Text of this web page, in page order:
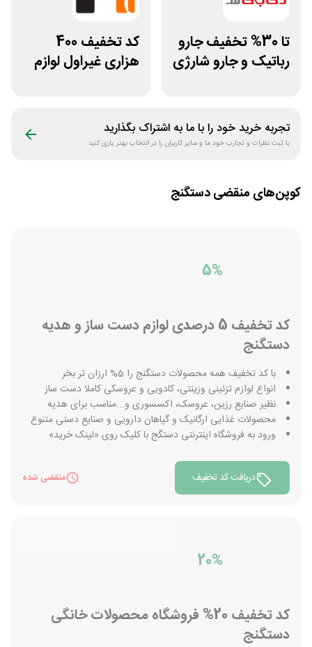
تا 30% تخفیف جارو
رباتیک و جارو شارژی
کد تخفیف 400
هزاری غیراول لوازم
تجربه خرید خود را با ما به اشتراک بگذارید
با ثبت نظرات و تجارب خود ما و سایر کاربران را در انتخاب بهتر یاری کنید
کوپن‌های منقضیدستگنج
5%
کد تخفیف 5 درصدی لوازم دست ساز و هدیه
دستگنج
با کد تخفیف همه محصولات دستگنج را 5% ارزان تر بخر
انواع لوازم تزئینی وزینتی، کادویی و عروسکی کاملا دست ساز
نظیر صنایع رزین، عروسک، اکسسوری و...مناسب برای هدیه
محصولات غذایی ارگانیک و گیاهان دارویی و صنایع دستی متنوع
ورود به فروشگاه اینترنتی دستگج با کلیک روی «لینک خرید»
دریافت کد تخفیف منقضی شده
20%
کد تخفیف 20% فروشگاه محصولات خانگی
دستگنج